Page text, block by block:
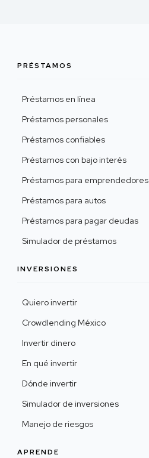
PRÉSTAMOS
Préstamos en línea
Préstamos personales
Préstamos confiables
Préstamos con bajo interés
Préstamos para emprendedores
Préstamos para autos
Préstamos para pagar deudas
Simulador de préstamos
INVERSIONES
Quiero invertir
Crowdlending México
Invertir dinero
En qué invertir
Dónde invertir
Simulador de inversiones
Manejo de riesgos
APRENDE